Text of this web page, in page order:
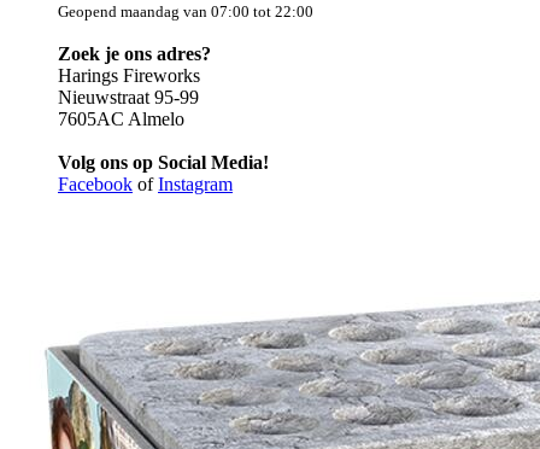
Geopend maandag van 07:00 tot 22:00
Zoek je ons adres?
Harings Fireworks
Nieuwstraat 95-99
7605AC Almelo
Volg ons op Social Media!
Facebook ofInstagram